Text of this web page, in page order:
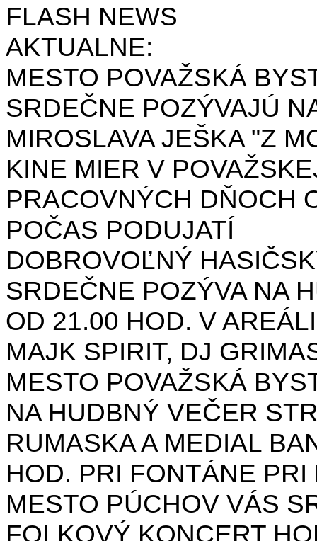
FLASH NEWS
AKTUALNE:
MESTO POVAŽSKÁ
SRDEČNE POZÝVAJÚ
MIROSLAVA JEŠKA "Z
KINE MIER V
PRACOVNÝCH DŇOCH
POČAS PODUJATÍ
DOBROVOĽNÝ
SRDEČNE POZÝVA NA
OD 21.00 HOD. V
MAJK SPIRIT, DJ
MESTO POVAŽSKÁ
NA HUDBNÝ VEČER
RUMASKA A MEDIAL
HOD. PRI FONTÁNE PRI
MESTO PÚCHOV VÁS
FOLKOVÝ KONCERT